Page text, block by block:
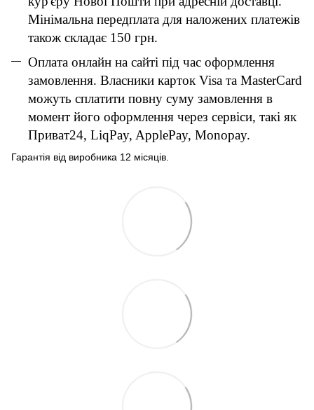
Мінімальна передплата для наложених платежів
також складає 150 грн.
Оплата онлайн на сайті під час оформлення
замовлення. Власники карток Visa та MasterCard
можуть сплатити повну суму замовлення в
момент його оформлення через сервіси, такі як
Приват24, LiqPay, ApplePay, Monopay.
Гарантія від виробника 12 місяців.